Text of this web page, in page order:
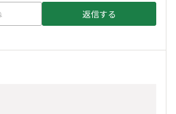
返信する